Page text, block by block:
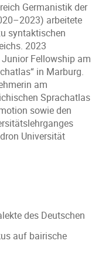
Germanistik der
arbeitete
syntaktischen
2023
Fellowship am
in Marburg.
am
Sprachatlas
sowie den
Universität
des Deutschen
auf bairische